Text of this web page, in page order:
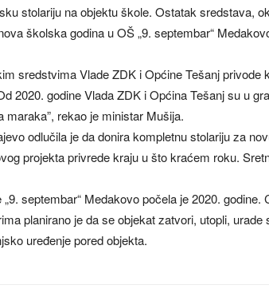
stolariju na objektu škole. Ostatak sredstava,
školska godina u OŠ „9. septembar“
sredstvima Vlade ZDK i Općine Tešanj privode
2020. godine Vlada ZDK i Općina Tešanj su u
maraka”, rekao je ministar Mušija.
odlučila je da donira kompletnu stolariju za
projekta privrede kraju u što kraćem roku.
septembar“ Medakovo počela je 2020. godine.
planirano je da se objekat zatvori, utopli, urade
uređenje pored objekta.